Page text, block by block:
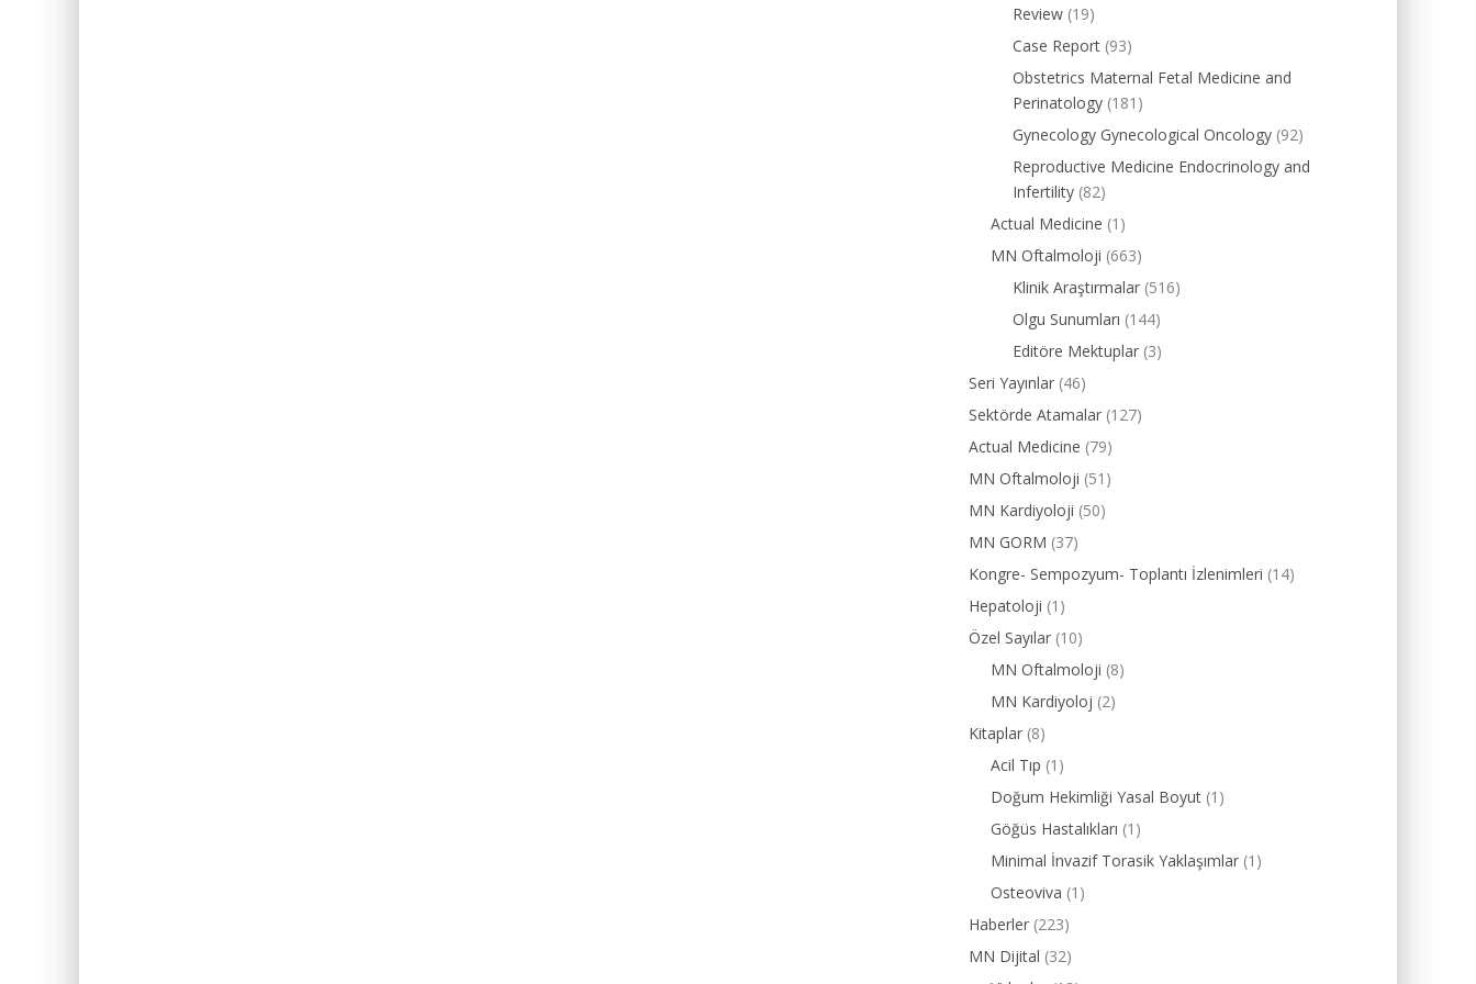
Review (19)
Case Report (93)
Obstetrics Maternal Fetal Medicine and
Perinatology (181)
Gynecology Gynecological Oncology (92)
Reproductive Medicine Endocrinology and
Infertility (82)
Actual Medicine (1)
MN Oftalmoloji (663)
Klinik Araştırmalar (516)
Olgu Sunumları (144)
Editöre Mektuplar (3)
Seri Yayınlar (46)
Sektörde Atamalar (127)
Actual Medicine (79)
MN Oftalmoloji (51)
MN Kardiyoloji (50)
MN GORM (37)
Kongre- Sempozyum- Toplantı İzlenimleri (14)
Hepatoloji (1)
Özel Sayılar (10)
MN Oftalmoloji (8)
MN Kardiyoloj (2)
Kitaplar (8)
Acil Tıp (1)
Doğum Hekimliği Yasal Boyut (1)
Göğüs Hastalıkları (1)
Minimal İnvazif Torasik Yaklaşımlar (1)
Osteoviva (1)
Haberler (223)
MN Dijital (32)